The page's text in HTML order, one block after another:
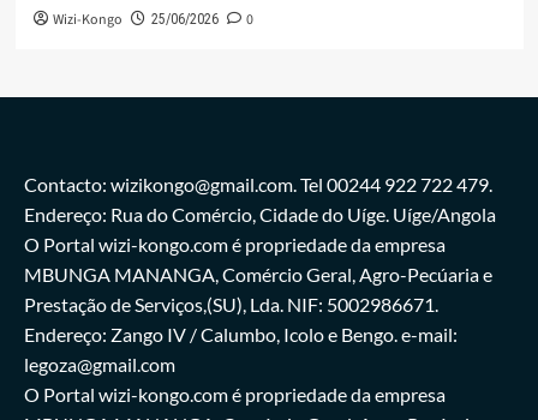
Wizi-Kongo 25/06/2026 0
Contacto: wizikongo@gmail.com. Tel 00244 922 722 479.
Endereço: Rua do Comércio, Cidade do Uíge. Uíge/Angola
O Portal wizi-kongo.com é propriedade da empresa
MBUNGA MANANGA, Comércio Geral, Agro-Pecúaria e
Prestação de Serviços,(SU), Lda. NIF: 5002986671.
Endereço: Zango IV / Calumbo, Icolo e Bengo. e-mail:
legoza@gmail.com
O Portal wizi-kongo.com é propriedade da empresa